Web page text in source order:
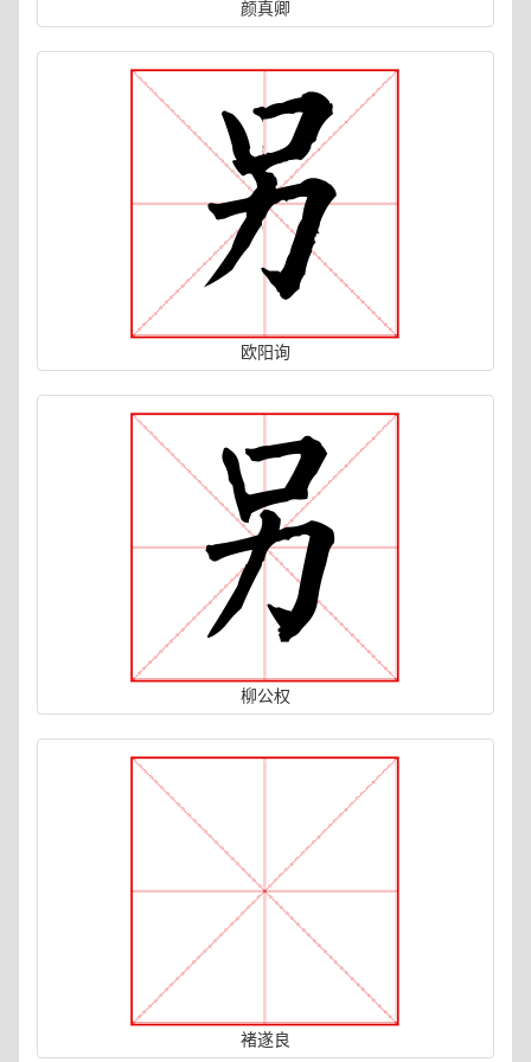
颜真卿
欧阳询
柳公权
褚遂良